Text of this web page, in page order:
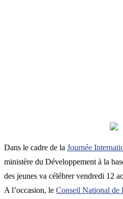
Dans le cadre de la Journée
ministère du Développement à la
des jeunes va célébrer vendredi 12
A l’occasion, le Conseil National de